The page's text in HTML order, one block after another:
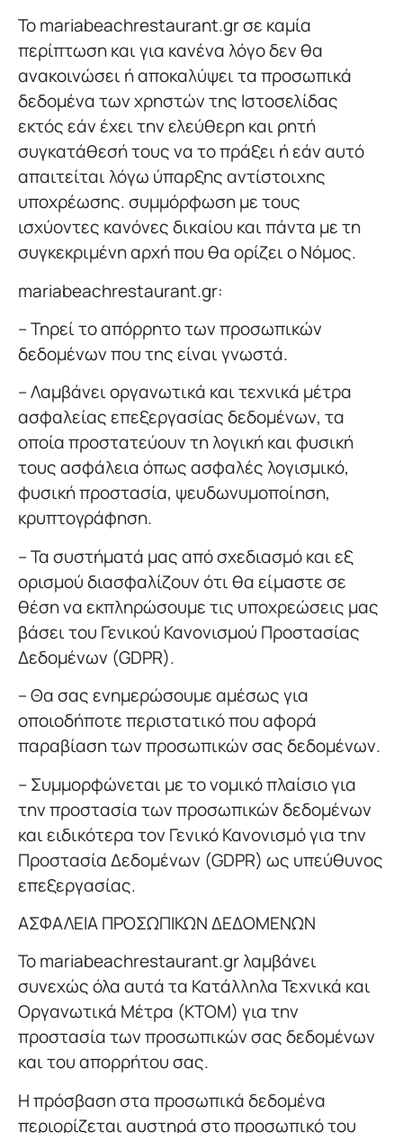
Το mariabeachrestaurant.gr σε καμία
περίπτωση και για κανένα λόγο δεν θα
ανακοινώσει ή αποκαλύψει τα προσωπικά
δεδομένα των χρηστών της Ιστοσελίδας
εκτός εάν έχει την ελεύθερη και ρητή
συγκατάθεσή τους να το πράξει ή εάν αυτό
απαιτείται λόγω ύπαρξης αντίστοιχης
υποχρέωσης. συμμόρφωση με τους
ισχύοντες κανόνες δικαίου και πάντα με τη
συγκεκριμένη αρχή που θα ορίζει ο Νόμος.
mariabeachrestaurant.gr:
– Τηρεί το απόρρητο των προσωπικών
δεδομένων που της είναι γνωστά.
– Λαμβάνει οργανωτικά και τεχνικά μέτρα
ασφαλείας επεξεργασίας δεδομένων, τα
οποία προστατεύουν τη λογική και φυσική
τους ασφάλεια όπως ασφαλές λογισμικό,
φυσική προστασία, ψευδωνυμοποίηση,
κρυπτογράφηση.
– Τα συστήματά μας από σχεδιασμό και εξ
ορισμού διασφαλίζουν ότι θα είμαστε σε
θέση να εκπληρώσουμε τις υποχρεώσεις μας
βάσει του Γενικού Κανονισμού Προστασίας
Δεδομένων (GDPR).
– Θα σας ενημερώσουμε αμέσως για
οποιοδήποτε περιστατικό που αφορά
παραβίαση των προσωπικών σας δεδομένων.
– Συμμορφώνεται με το νομικό πλαίσιο για
την προστασία των προσωπικών δεδομένων
και ειδικότερα τον Γενικό Κανονισμό για την
Προστασία Δεδομένων (GDPR) ως υπεύθυνος
επεξεργασίας.
ΑΣΦΑΛΕΙΑ ΠΡΟΣΩΠΙΚΩΝ ΔΕΔΟΜΕΝΩΝ
Το mariabeachrestaurant.gr λαμβάνει
συνεχώς όλα αυτά τα Κατάλληλα Τεχνικά και
Οργανωτικά Μέτρα (ΚΤΟΜ) για την
προστασία των προσωπικών σας δεδομένων
και του απορρήτου σας.
Η πρόσβαση στα προσωπικά δεδομένα
περιορίζεται αυστηρά στο προσωπικό του